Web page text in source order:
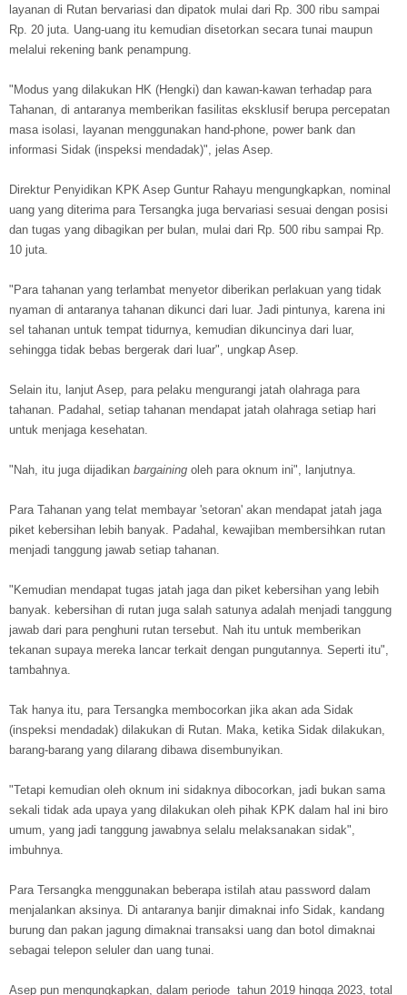
layanan di Rutan bervariasi dan dipatok mulai dari Rp. 300 ribu sampai
Rp. 20 juta. Uang-uang itu kemudian disetorkan secara tunai maupun
melalui rekening bank penampung.
"Modus yang dilakukan HK (Hengki) dan kawan-kawan terhadap para
Tahanan, di antaranya memberikan fasilitas eksklusif berupa percepatan
masa isolasi, layanan menggunakan hand-phone, power bank dan
informasi Sidak (inspeksi mendadak)", jelas Asep.
Direktur Penyidikan KPK Asep Guntur Rahayu mengungkapkan, nominal
uang yang diterima para Tersangka juga bervariasi sesuai dengan posisi
dan tugas yang dibagikan per bulan, mulai dari Rp. 500 ribu sampai Rp.
10 juta.
"Para tahanan yang terlambat menyetor diberikan perlakuan yang tidak
nyaman di antaranya tahanan dikunci dari luar. Jadi pintunya, karena ini
sel tahanan untuk tempat tidurnya, kemudian dikuncinya dari luar,
sehingga tidak bebas bergerak dari luar", ungkap Asep.
Selain itu, lanjut Asep, para pelaku mengurangi jatah olahraga para
tahanan. Padahal, setiap tahanan mendapat jatah olahraga setiap hari
untuk menjaga kesehatan.
"Nah, itu juga dijadikan bargaining oleh para oknum ini", lanjutnya.
Para Tahanan yang telat membayar 'setoran' akan mendapat jatah jaga
piket kebersihan lebih banyak. Padahal, kewajiban membersihkan rutan
menjadi tanggung jawab setiap tahanan.
"Kemudian mendapat tugas jatah jaga dan piket kebersihan yang lebih
banyak. kebersihan di rutan juga salah satunya adalah menjadi tanggung
jawab dari para penghuni rutan tersebut. Nah itu untuk memberikan
tekanan supaya mereka lancar terkait dengan pungutannya. Seperti itu",
tambahnya.
Tak hanya itu, para Tersangka membocorkan jika akan ada Sidak
(inspeksi mendadak) dilakukan di Rutan. Maka, ketika Sidak dilakukan,
barang-barang yang dilarang dibawa disembunyikan.
"Tetapi kemudian oleh oknum ini sidaknya dibocorkan, jadi bukan sama
sekali tidak ada upaya yang dilakukan oleh pihak KPK dalam hal ini biro
umum, yang jadi tanggung jawabnya selalu melaksanakan sidak",
imbuhnya.
Para Tersangka menggunakan beberapa istilah atau password dalam
menjalankan aksinya. Di antaranya banjir dimaknai info Sidak, kandang
burung dan pakan jagung dimaknai transaksi uang dan botol dimaknai
sebagai telepon seluler dan uang tunai.
Asep pun mengungkapkan, dalam periode tahun 2019 hingga 2023, total